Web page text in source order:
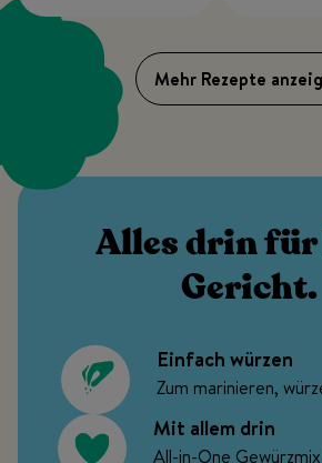
Mehr Rezepte
Alles drin
Gericht.
Einfach würzen
Zum marinieren,
Mit allem drin
All-in-One